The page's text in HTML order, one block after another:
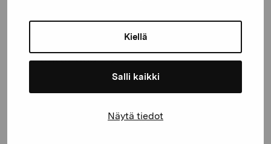
Kiellä
Salli kaikki
Näytä tiedot
Kontakta oss